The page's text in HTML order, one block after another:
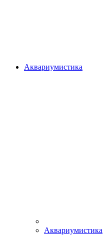
Аквариумистика
Аквариумистика